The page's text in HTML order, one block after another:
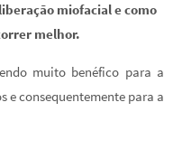
miofacial e como
melhor.
muito benéfico para a
e consequentemente para a